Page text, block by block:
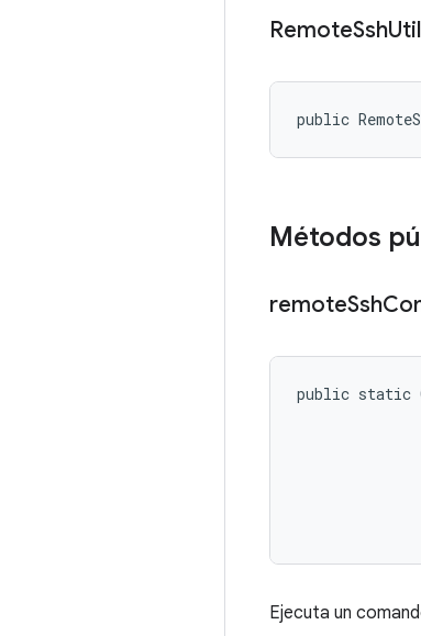
RemoteSshUtil
public
Métodos
remoteSsh
public static
Ejecuta un